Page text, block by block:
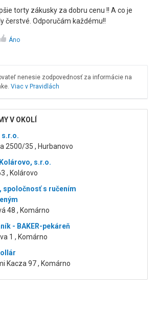
torty zákusky za dobru cenu !! A co je
čerstvé. Odporučám každému!!
Áno
nenesie zodpovednosť za informácie na
Viac v Pravidlách
V OKOLÍ
s.r.o.
2500/35 , Hurbanovo
s.r.o.
, Kolárovo
spoločnosť s ručením
48 , Komárno
- BAKER-pekáreň
1 , Komárno
Kacza 97 , Komárno